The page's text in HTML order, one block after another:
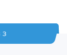
з